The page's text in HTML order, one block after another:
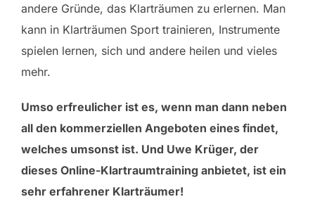
andere Gründe, das Klarträumen zu erlernen. Man
kann in Klarträumen Sport trainieren, Instrumente
spielen lernen, sich und andere heilen und vieles
mehr.
Umso erfreulicher ist es, wenn man dann neben
all den kommerziellen Angeboten eines findet,
welches umsonst ist. Und Uwe Krüger, der
dieses Online-Klartraumtraining anbietet, ist ein
sehr erfahrener Klarträumer!